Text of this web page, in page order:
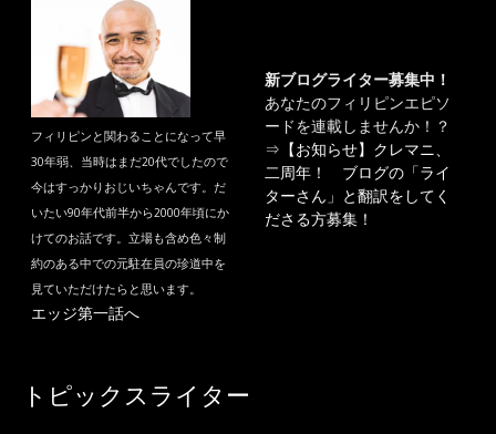
フィリピンと関わることになって早
30年弱、当時はまだ20代でしたので
今はすっかりおじいちゃんです。だ
いたい90年代前半から2000年頃にか
けてのお話です。立場も含め色々制
約のある中での元駐在員の珍道中を
見ていただけたらと思います。
エッジ第一話へ
新ブログライター募集中！
あなたのフィリピンエピソ
ードを連載しませんか！？
⇒ 【お知らせ】クレマニ、
二周年！ ブログの「ライ
ターさん」と翻訳をしてく
ださる方募集！
トピックスライター